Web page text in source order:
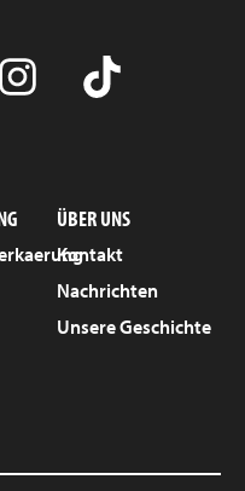
ÜBER UNS
Kontakt
Nachrichten
Unsere Geschichte